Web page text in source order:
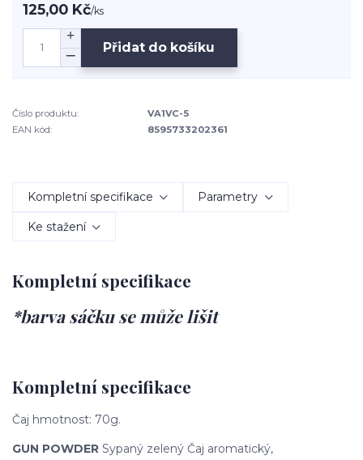
125,00 Kč/ks
Přidat do košíku
Číslo produktu:
VA1VC-5
EAN kód:
8595733202361
Kompletní specifikace Parametry
Ke stažení
Kompletní specifikace
*barva sáčku se může lišit
Kompletní specifikace
Čaj hmotnost: 70g.
GUN POWDER Sypaný zelený Čaj aromatický,